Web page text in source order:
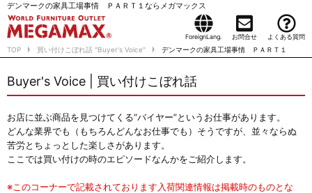
デンマークの家具工場事情 ＰＡＲＴ１ならメガマックス
ForeignLang. お問合せ よくある質問
TOP 買い付けこぼれ話 "Buyer's Voice" デンマークの家具工場事情 ＰＡＲＴ１
Buyer's Voice | 買い付けこぼれ話
お店に並ぶ商品を見つけてくる“バイヤー”というお仕事があります。
どんな業界でも（もちろんどんなお仕事でも）そうですが、並々ならぬ
苦労とちょっとした楽しさがあります。
ここでは買い付けの時のエピソードなんかをご紹介します。
※このコーナーで記載されております入荷関連情報は掲載時のものとな